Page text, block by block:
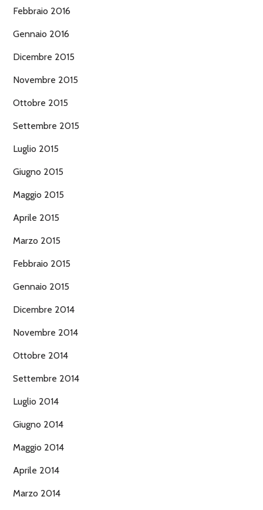
Febbraio 2016
Gennaio 2016
Dicembre 2015
Novembre 2015
Ottobre 2015
Settembre 2015
Luglio 2015
Giugno 2015
Maggio 2015
Aprile 2015
Marzo 2015
Febbraio 2015
Gennaio 2015
Dicembre 2014
Novembre 2014
Ottobre 2014
Settembre 2014
Luglio 2014
Giugno 2014
Maggio 2014
Aprile 2014
Marzo 2014